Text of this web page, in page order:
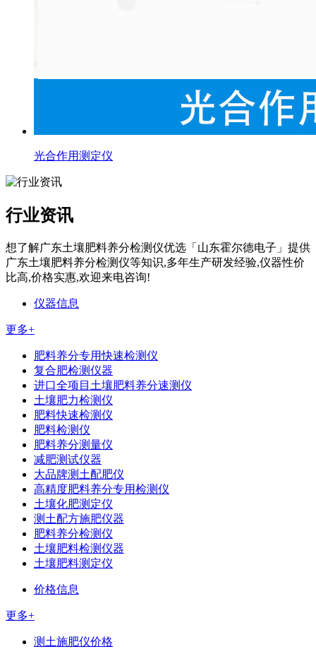
光合作用测定仪
行业资讯
想了解广东土壤肥料养分检测仪优选「山东霍尔德电子」提供
广东土壤肥料养分检测仪等知识,多年生产研发经验,仪器性价
比高,价格实惠,欢迎来电咨询!
仪器信息
更多+
肥料养分专用快速检测仪
复合肥检测仪器
进口全项目土壤肥料养分速测仪
土壤肥力检测仪
肥料快速检测仪
肥料检测仪
肥料养分测量仪
减肥测试仪器
大品牌测土配肥仪
高精度肥料养分专用检测仪
土壤化肥测定仪
测土配方施肥仪器
肥料养分检测仪
土壤肥料检测仪器
土壤肥料测定仪
价格信息
更多+
测土施肥仪价格